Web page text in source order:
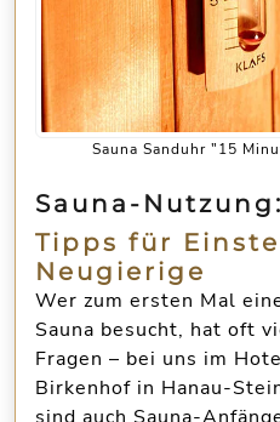
Sauna Sanduhr "15
Sauna-Nutzung:
Tipps für
Neugierige
Wer zum ersten Mal
Sauna besucht, hat oft
Fragen – bei uns im
Birkenhof in Hanau-